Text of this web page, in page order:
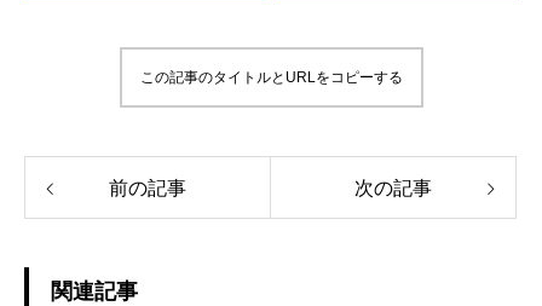
この記事のタイトルとURLをコピーする
前の記事 次の記事
関連記事